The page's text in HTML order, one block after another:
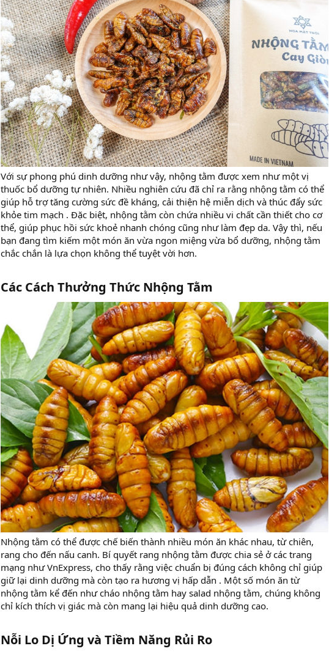
Với sự phong phú dinh dưỡng như vậy, nhộng tằm được xem như một vị
thuốc bổ dưỡng tự nhiên. Nhiều nghiên cứu đã chỉ ra rằng nhộng tằm có thể
giúp hỗ trợ tăng cường sức đề kháng, cải thiện hệ miễn dịch và thúc đẩy sức
khỏe tim mạch . Đặc biệt, nhộng tằm còn chứa nhiều vi chất cần thiết cho cơ
thể, giúp phục hồi sức khoẻ nhanh chóng cũng như làm đẹp da. Vậy thì, nếu
bạn đang tìm kiếm một món ăn vừa ngon miệng vừa bổ dưỡng, nhộng tằm
chắc chắn là lựa chọn không thể tuyệt vời hơn.
Các Cách Thưởng Thức Nhộng Tằm​
Nhộng tằm có thể được chế biến thành nhiều món ăn khác nhau, từ chiên,
rang cho đến nấu canh. Bí quyết rang nhộng tằm được chia sẻ ở các trang
mạng như VnExpress, cho thấy rằng việc chuẩn bị đúng cách không chỉ giúp
giữ lại dinh dưỡng mà còn tạo ra hương vị hấp dẫn . Một số món ăn từ
nhộng tằm kể đến như cháo nhộng tằm hay salad nhộng tằm, chúng không
chỉ kích thích vị giác mà còn mang lại hiệu quả dinh dưỡng cao.
Nỗi Lo Dị Ứng và Tiềm Năng Rủi Ro​